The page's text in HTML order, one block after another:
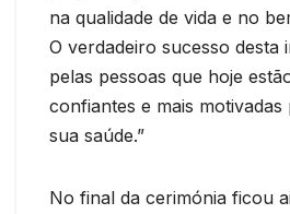
na qualidade de vida e no
O verdadeiro sucesso desta
pelas pessoas que hoje
confiantes e mais
sua saúde.”
No final da cerimónia ficou